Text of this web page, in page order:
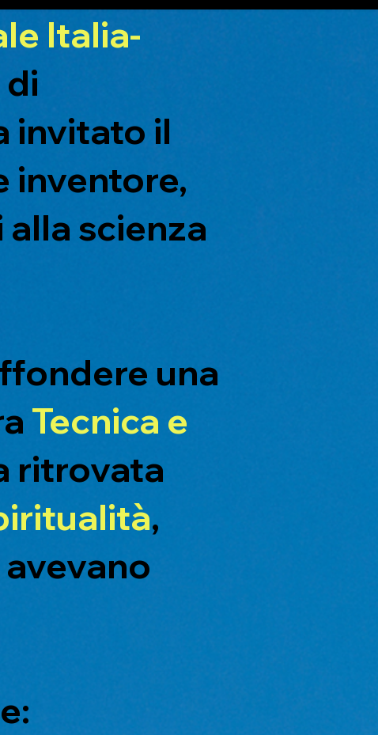
Italia-
di
invitato il
inventore,
scienza
una
Tecnica e
ritrovata
,